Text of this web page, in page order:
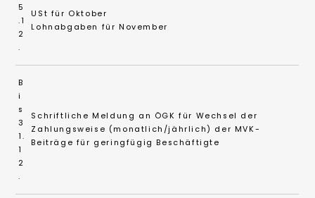
5
.1
2
.
USt für Oktober
Lohnabgaben für November
B
i
s
3
1.
1
2
.
Schriftliche Meldung an ÖGK für Wechsel der
Zahlungsweise (monatlich/jährlich) der MVK-
Beiträge für geringfügig Beschäftigte